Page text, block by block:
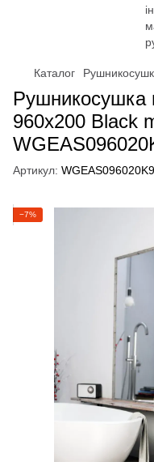
Каталог
Рушникосушка
960x200 Black
Артикул:
−7%